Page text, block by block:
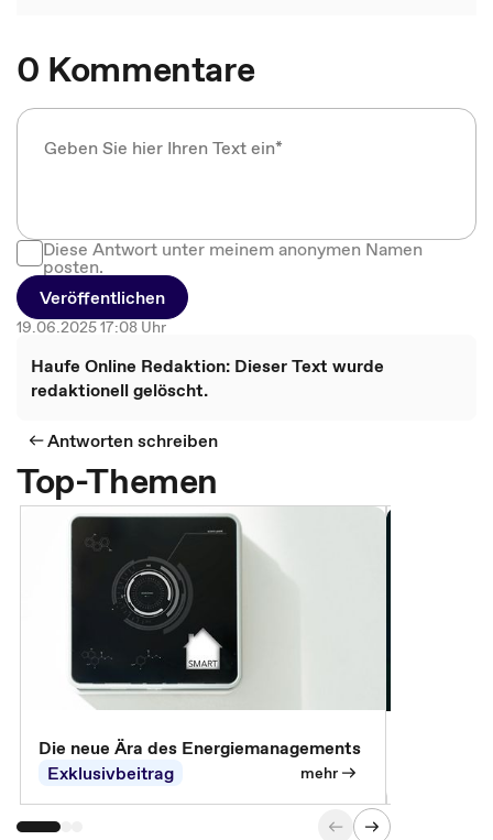
0 Kommentare
Diese Antwort unter meinem anonymen Namen
posten.
Veröffentlichen
19.06.2025 17:08 Uhr
Haufe Online Redaktion: Dieser Text wurde
redaktionell gelöscht.
Antworten schreiben
Top-Themen
Die neue Ära des Energiemanagements
Exklusivbeitrag
mehr